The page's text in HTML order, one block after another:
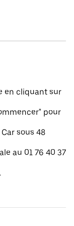
en cliquant sur
pour
sous 48
au 01 76 40 37